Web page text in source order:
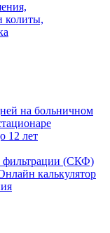
колиты,
на больничном
12 лет
фильтрации (СКФ)
калькулятор